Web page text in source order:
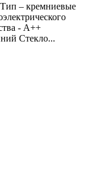
– кремниевые
- А++
Стекло...